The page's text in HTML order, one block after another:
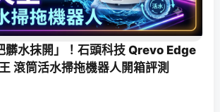
髒水抹開」！石頭科技 Qrevo Edge
滾筒活水掃拖機器人開箱評測